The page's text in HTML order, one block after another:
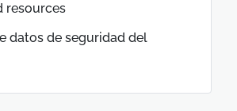
resources
datos de seguridad del